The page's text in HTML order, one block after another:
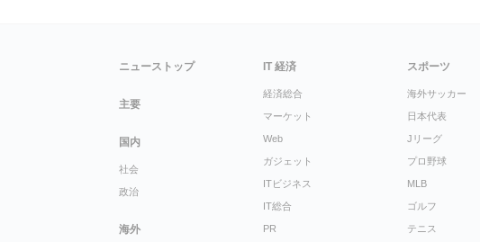
ニューストップ
主要
国内
社会
政治
海外
IT 経済
経済総合
マーケット
Web
ガジェット
ITビジネス
IT総合
PR
スポーツ
海外サッカー
日本代表
Jリーグ
プロ野球
MLB
ゴルフ
テニス